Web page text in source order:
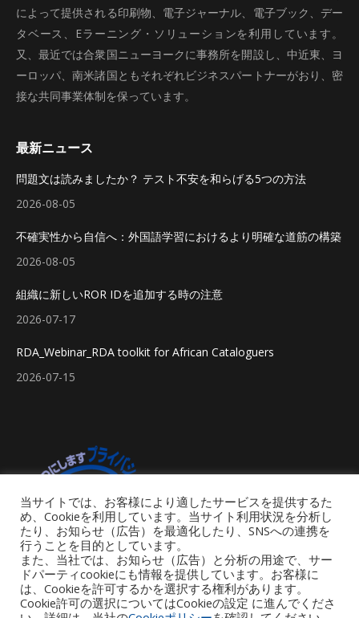
によって提供される印刷物、電子ジャーナル、電子ブック、デー
タベース、Eラーニング・ソリューションを利用しています。
又、最近では合衆国ニューヨークに事務所を開設し、中近東、ヨ
ーロッパ、南米諸国ともそれぞれビジネスパートナーがおり、密
接な共同事業体制を保っています。
最新ニュース
問題文は読みましたか？ テスト不安を和らげる5つの方法
2026-08-05
不確実性から自信へ：外国語学習におけるより明確な道筋の構築
2026-08-05
組織に新しいROR IDを追加する時の注意
2026-07-17
RDA_Webinar_RDA toolkit for African Cataloguers
2026-07-15
当サイトでは、お客様により適したサービスを提供するた
め、Cookieを利用しています。当サイト利用状況を分析し
たり、お知らせ（広告）を最適化したり、SNSへの連携を
行うことを目的としています。
また、当社では、お知らせ（広告）と分析の用途で、サー
ドパーティcookieにも情報を提供しています。お客様に
は、Cookieを許可するかを選択する権利があります。
Cookie許可の選択についてはCookieの設定 に進んでくださ